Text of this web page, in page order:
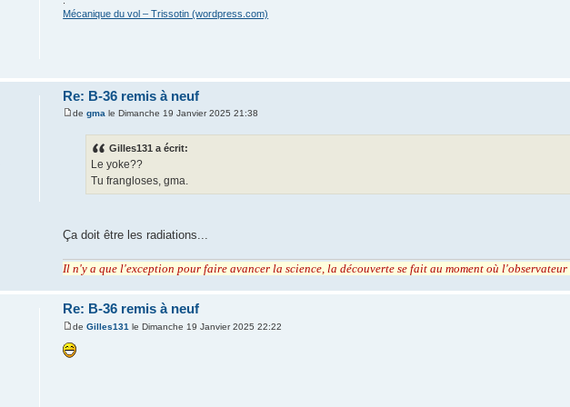
Mécanique du vol – Trissotin (wordpress.com)
Re: B-36 remis à neuf
degma le Dimanche 19 Janvier 2025 21:38
Gilles131 a écrit:
Le yoke??
Tu frangloses, gma.
Ça doit être les radiations...
Il n'y a que l'exception pour faire avancer la science, la découverte se fait au moment où
Re: B-36 remis à neuf
deGilles131 le Dimanche 19 Janvier 2025 22:22